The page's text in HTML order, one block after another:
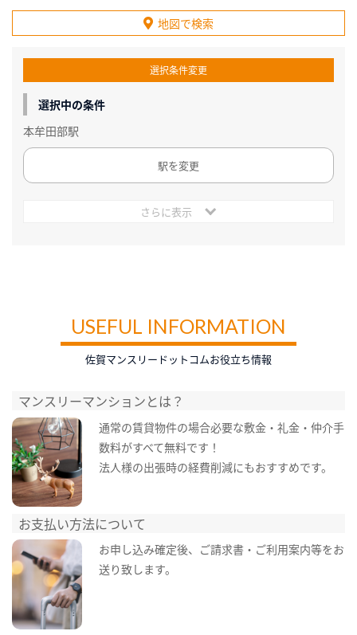
地図で検索
選択条件変更
選択中の条件
本牟田部駅
駅を変更
さらに表示
USEFUL INFORMATION
佐賀マンスリードットコムお役立ち情報
マンスリーマンションとは？
通常の賃貸物件の場合必要な敷金・礼金・仲介手
数料がすべて無料です！
法人様の出張時の経費削減にもおすすめです。
お支払い方法について
お申し込み確定後、ご請求書・ご利用案内等をお
送り致します。